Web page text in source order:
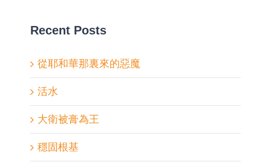
Recent Posts
從耶和華那裏來的惡魔
活水
大衛被膏為王
穩固根基